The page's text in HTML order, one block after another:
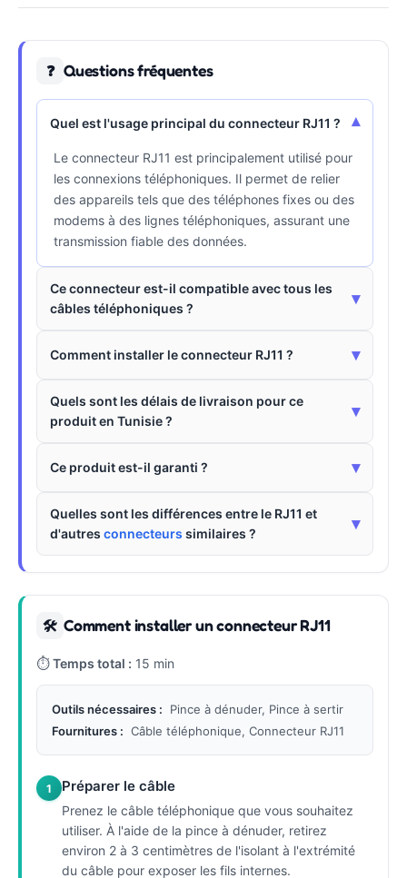
❓ Questions fréquentes
Quel est l'usage principal du connecteur RJ11 ? ▾
Le connecteur RJ11 est principalement utilisé pour
les connexions téléphoniques. Il permet de relier
des appareils tels que des téléphones fixes ou des
modems à des lignes téléphoniques, assurant une
transmission fiable des données.
Ce connecteur est-il compatible avec tous les
câbles téléphoniques ?
▾
Comment installer le connecteur RJ11 ? ▾
Quels sont les délais de livraison pour ce
produit en Tunisie ?
▾
Ce produit est-il garanti ? ▾
Quelles sont les différences entre le RJ11 et
d'autres connecteurs similaires ?
▾
🛠 Comment installer un connecteur RJ11
⏱Temps total : 15 min
Outils nécessaires :
Pince à dénuder, Pince à sertir
Fournitures : Câble téléphonique, Connecteur RJ11
1 Préparer le câble
Prenez le câble téléphonique que vous souhaitez
utiliser. À l'aide de la pince à dénuder, retirez
environ 2 à 3 centimètres de l'isolant à l'extrémité
du câble pour exposer les fils internes.